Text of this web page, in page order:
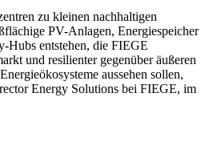
zu kleinen nachhaltigen
PV-Anlagen, Energiespeicher
Hubs entstehen, die FIEGE
und resilienter gegenüber äußeren
aussehen sollen,
Energy Solutions bei FIEGE, im